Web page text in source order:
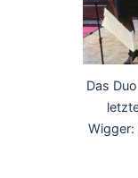
Das
Wigger: